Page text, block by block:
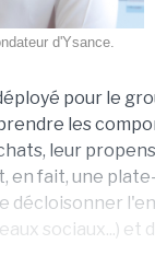
d'Ysance.
pour le
les
leur
en fait, une
décloisonner
sociaux...) et